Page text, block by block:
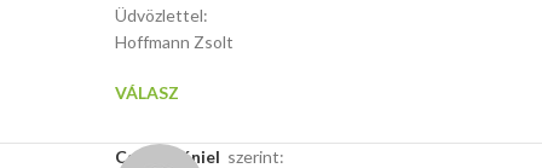
Üdvözlettel:
Hoffmann Zsolt
VÁLASZ
Cseke Dániel szerint: